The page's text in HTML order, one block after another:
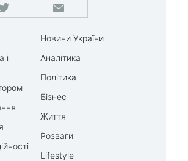
і
Новини України
Аналітика
Політика
Бізнес
Життя
Розваги
Lifestyle